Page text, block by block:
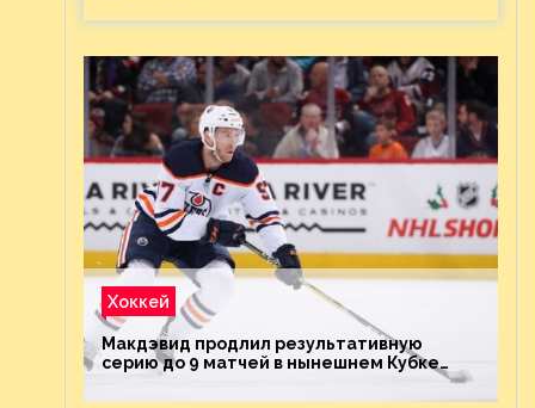
Хоккей
Макдэвид продлил результативную
серию до 9 матчей в нынешнем Кубке